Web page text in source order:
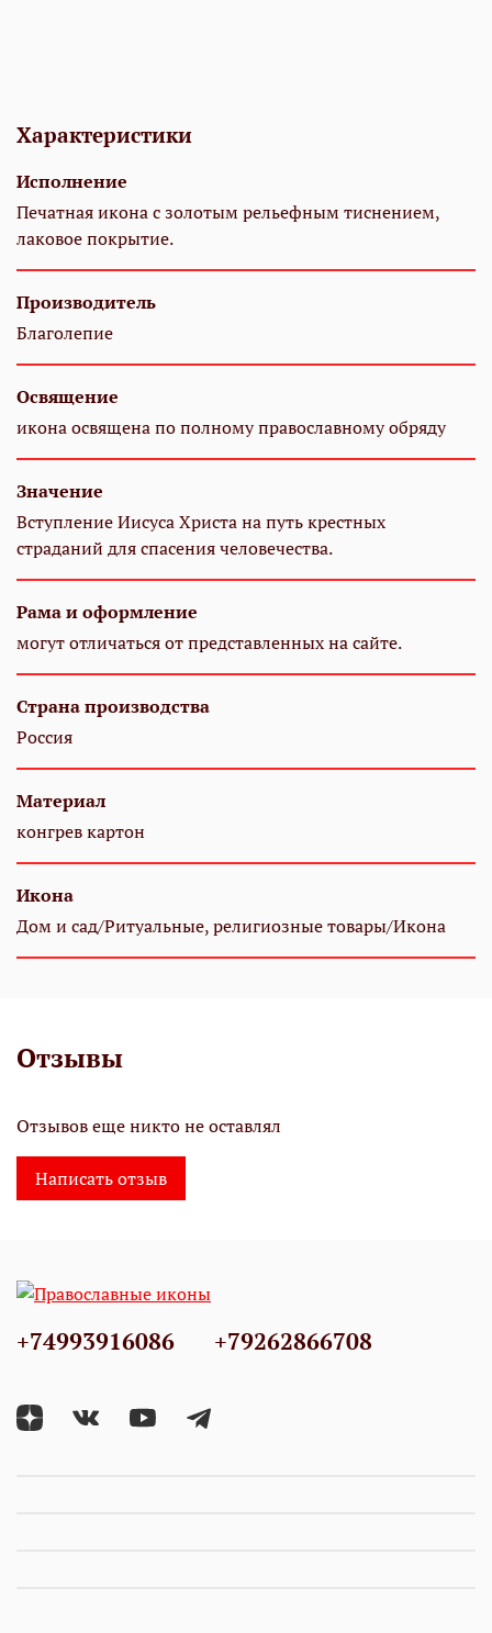
Характеристики
Исполнение
Печатная икона с золотым рельефным тиснением,
лаковое покрытие.
Производитель
Благолепие
Освящение
икона освящена по полному православному обряду
Значение
Вступление Иисуса Христа на путь крестных
страданий для спасения человечества.
Рама и оформление
могут отличаться от представленных на сайте.
Страна производства
Россия
Материал
конгрев картон
Икона
Дом и сад/Ритуальные, религиозные товары/Икона
Отзывы
Отзывов еще никто не оставлял
Написать отзыв
+74993916086 +79262866708